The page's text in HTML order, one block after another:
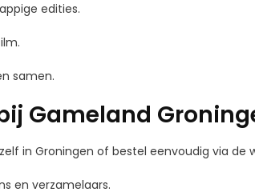
edities.
samen.
Gameland
in Groningen of bestel eenvoudig via de
en verzamelaars.